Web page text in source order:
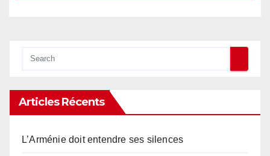
Articles Récents
L’Arménie doit entendre ses silences